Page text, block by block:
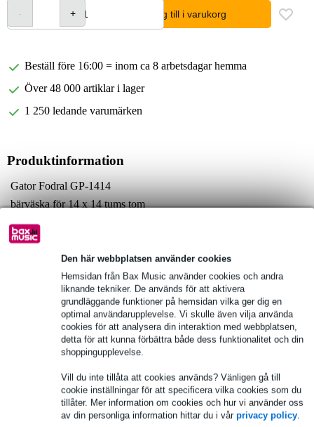
Den här webbplatsen använder cookies
Hemsidan från Bax Music använder cookies och andra
liknande tekniker. De används för att aktivera
grundläggande funktioner på hemsidan vilka ger dig en
optimal användarupplevelse. Vi skulle även vilja använda
cookies för att analysera din interaktion med webbplatsen,
detta för att kunna förbättra både dess funktionalitet och din
shoppingupplevelse.
Vill du inte tillåta att cookies används? Vänligen gå till
cookie inställningar för att specificera vilka cookies som du
tillåter. Mer information om cookies och hur vi använder oss
av din personliga information hittar du i vår privacy policy.
lägg till i varukorg
Beställ före 16:00 = inom ca 8 arbetsdagar hemma
Över 48 000 artiklar i lager
1 250 ledande varumärken
Produktinformation
Gator Fodral GP-1414
bärväska för 14 x 14 tums tom
material: slitstark nylon
Fullständiga specifikationer
Se även (2)